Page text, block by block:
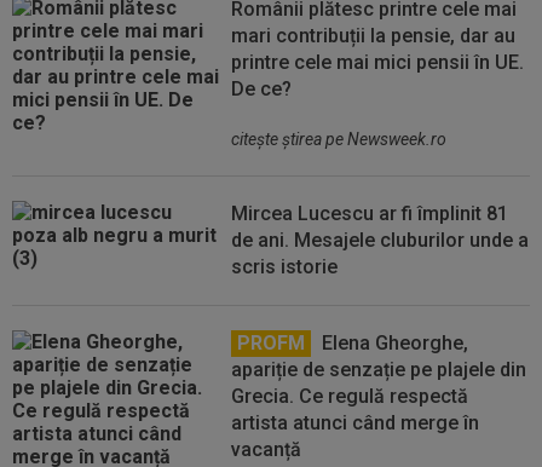
Românii plătesc printre cele mai
mari contribuții la pensie, dar au
printre cele mai mici pensii în UE.
De ce?
citeşte ştirea pe Newsweek.ro
Mircea Lucescu ar fi împlinit 81
de ani. Mesajele cluburilor unde a
scris istorie
PROFM
Elena Gheorghe,
apariție de senzație pe plajele din
Grecia. Ce regulă respectă
artista atunci când merge în
vacanță